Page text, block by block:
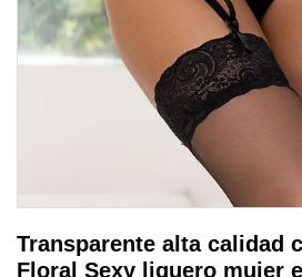
Transparente alta calidad
Floral Sexy liguero mujer